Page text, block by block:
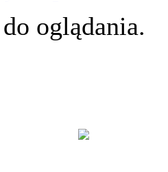
oglądania.